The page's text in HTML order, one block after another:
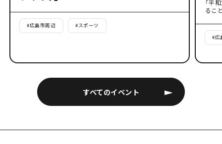
すべてのイベント
#広島市周辺 #スポーツ
「平
るこ
#広